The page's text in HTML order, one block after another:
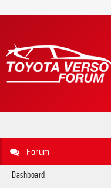
Forum
Dashboard